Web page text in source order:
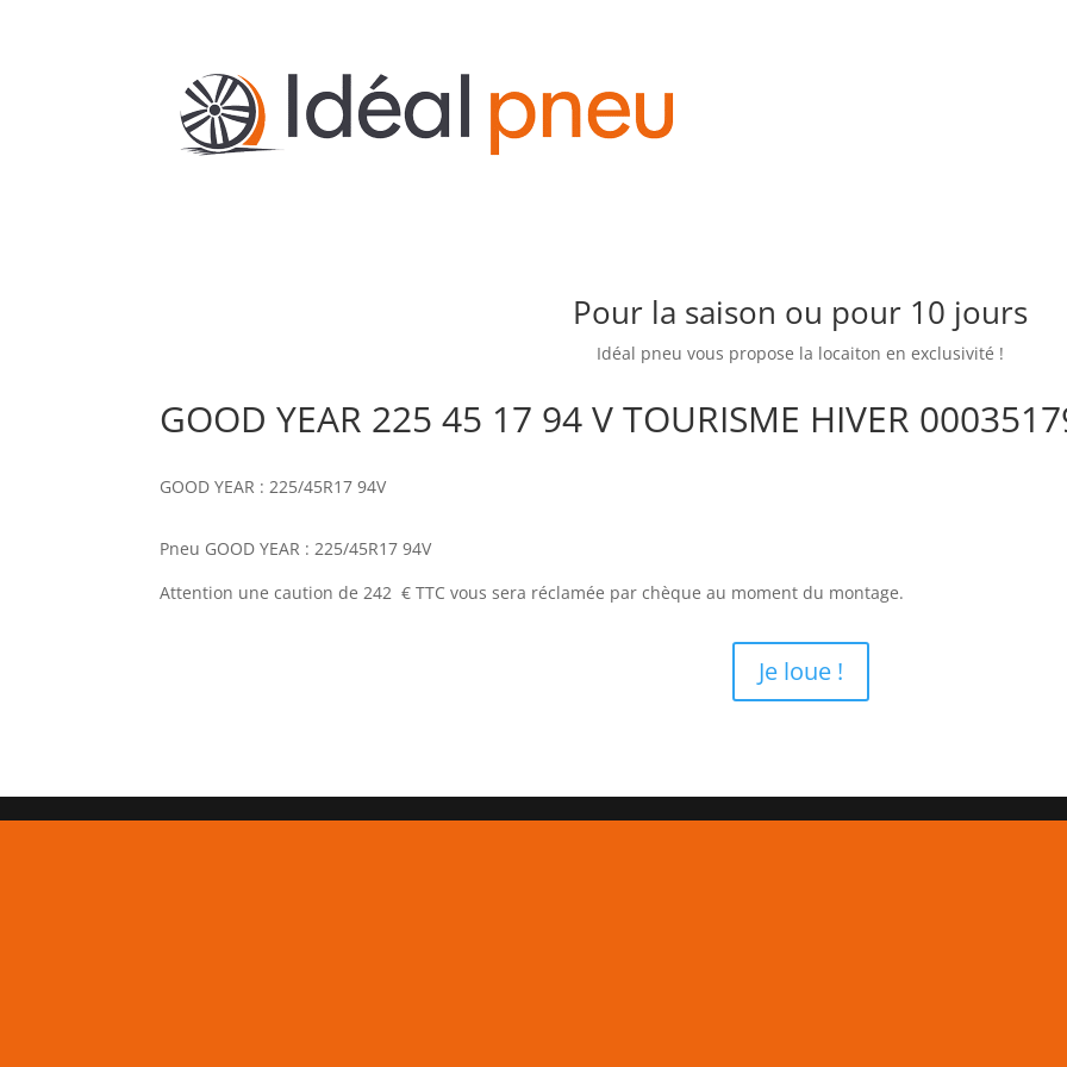
Pour la saison ou pour 10 jours
Idéal pneu vous propose la locaiton en exclusivité !
GOOD YEAR 225 45 17 94 V TOURISME HIVER
GOOD YEAR : 225/45R17 94V
Pneu GOOD YEAR : 225/45R17 94V
Attention une caution de 242 € TTC vous sera réclamée par chèque au moment du montage.
Je loue !